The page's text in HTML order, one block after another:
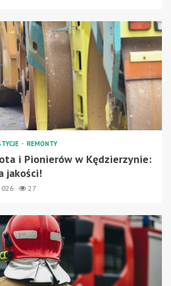
REMONTY
i Pionierów w Kędzierzynie:
jakości!
27